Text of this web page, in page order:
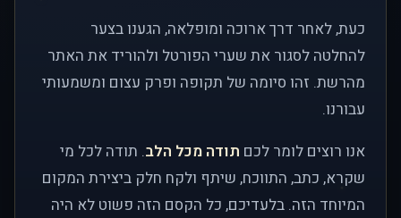
כעת, לאחר דרך ארוכה ומופלאה, הגענו בצער
להחלטה לסגור את שערי הפורטל ולהוריד את האתר
מהרשת. זהו סיומה של תקופה ופרק עצום ומשמעותי
עבורנו.
אנו רוצים לומר לכם תודה מכל הלב. תודה לכל מי
שקרא, כתב, התווכח, שיתף ולקח חלק ביצירת המקום
המיוחד הזה. בלעדיכם, כל הקסם הזה פשוט לא היה